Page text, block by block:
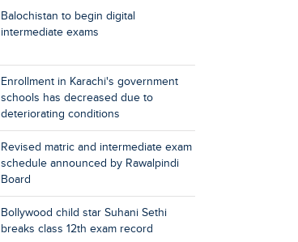
Balochistan to begin digital
intermediate exams
Enrollment in Karachi's government
schools has decreased due to
deteriorating conditions
Revised matric and intermediate exam
schedule announced by Rawalpindi
Board
Bollywood child star Suhani Sethi
breaks class 12th exam record